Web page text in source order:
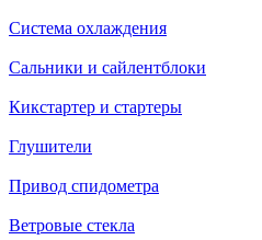
Система охлаждения
Сальники и сайлентблоки
Кикстартер и стартеры
Глушители
Привод спидометра
Ветровые стекла